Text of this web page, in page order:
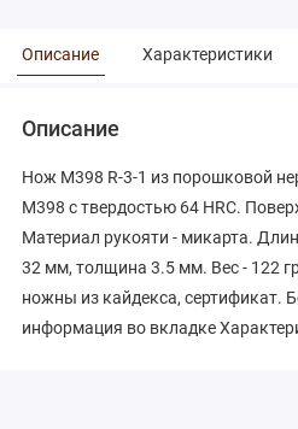
Описание Характеристики
Описание
Нож М398 R-3-1 из порошковой
М398 с твердостью 64 HRC.
Материал рукояти - микарта.
32 мм, толщина 3.5 мм. Вес - 122
ножны из кайдекса, сертификат.
информация во вкладке